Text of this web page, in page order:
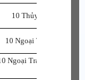
10 Thủy Tinh Phục
10 Ngoại Trang Vũ Khí
Ngoại Trang Thủy Tinh